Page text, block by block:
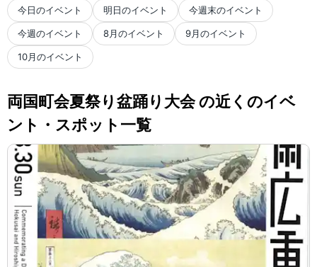
今日のイベント 明日のイベント 今週末のイベント
今週のイベント 8月のイベント 9月のイベント
10月のイベント
両国町会夏祭り盆踊り大会 の近くのイベ
ント・スポット一覧